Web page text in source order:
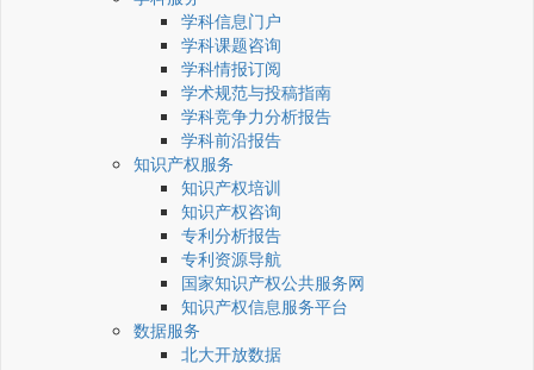
学科信息门户
学科课题咨询
学科情报订阅
学术规范与投稿指南
学科竞争力分析报告
学科前沿报告
知识产权服务
知识产权培训
知识产权咨询
专利分析报告
专利资源导航
国家知识产权公共服务网
知识产权信息服务平台
数据服务
北大开放数据